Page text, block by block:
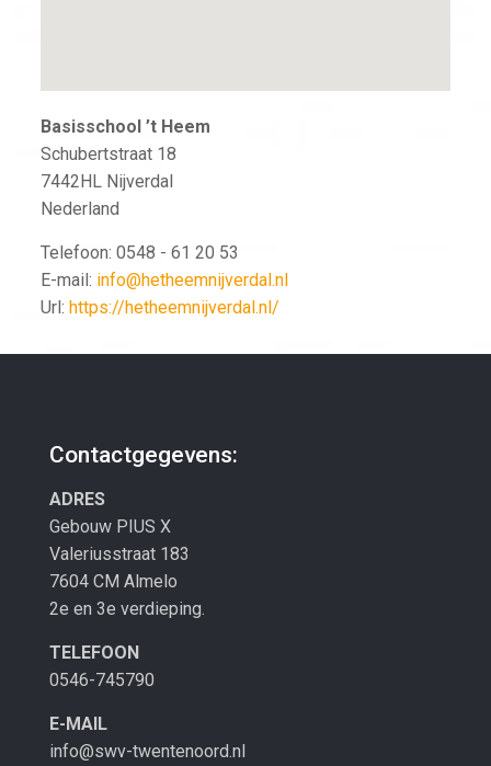
Basisschool ’t Heem
Schubertstraat 18
7442HL Nijverdal
Nederland
Telefoon: 0548 - 61 20 53
E-mail: info@hetheemnijverdal.nl
Url: https://hetheemnijverdal.nl/
Contactgegevens:
ADRES
Gebouw PIUS X
Valeriusstraat 183
7604 CM Almelo
2e en 3e verdieping.
TELEFOON
0546-745790
E-MAIL
info@swv-twentenoord.nl